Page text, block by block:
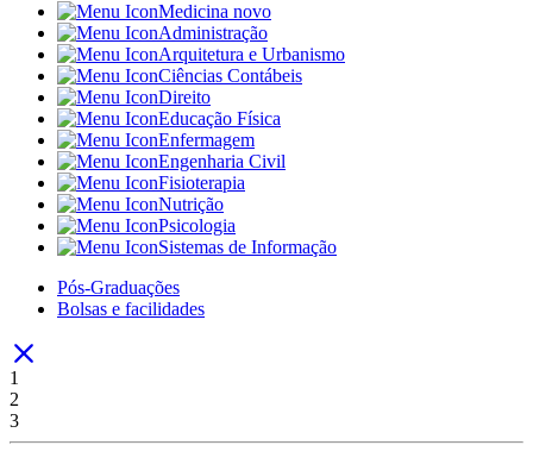
Medicina novo
Administração
Arquitetura e Urbanismo
Ciências Contábeis
Direito
Educação Física
Enfermagem
Engenharia Civil
Fisioterapia
Nutrição
Psicologia
Sistemas de Informação
Pós-Graduações
Bolsas e facilidades
1
2
3